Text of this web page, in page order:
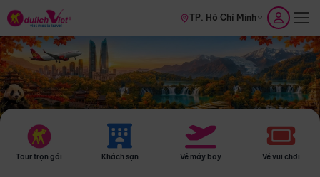
TP. Hồ Chí Minh
Tour trọn gói Khách sạn Vé máy bay Vé vui chơi